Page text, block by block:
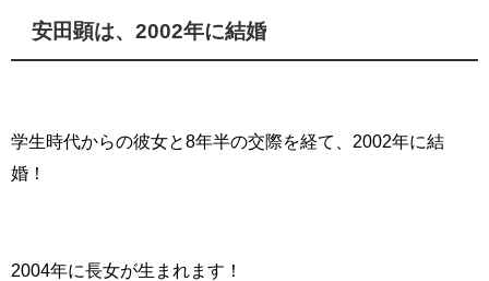
安田顕は、2002年に結婚
学生時代からの彼女と8年半の交際を経て、2002年に結
婚！
2004年に長女が生まれます！